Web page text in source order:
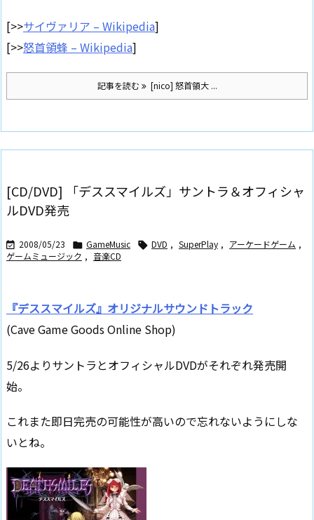
[>>サイヴァリア – Wikipedia]
[>>怒首領蜂 – Wikipedia]
記事を読む [nico] 怒首領大 ...
[CD/DVD] 「デススマイルズ」サントラ＆オフィシャ
ルDVD発売
 2008/05/23  GameMusic  DVD , SuperPlay , アーケードゲーム ,
ゲームミュージック , 音楽CD
『デススマイルズ』オリジナルサウンドトラック
(Cave Game Goods Online Shop)
5/26よりサントラとオフィシャルDVDがそれぞれ発売開
始。
これまた即日完売の可能性が高いので忘れないようにしな
いとね。